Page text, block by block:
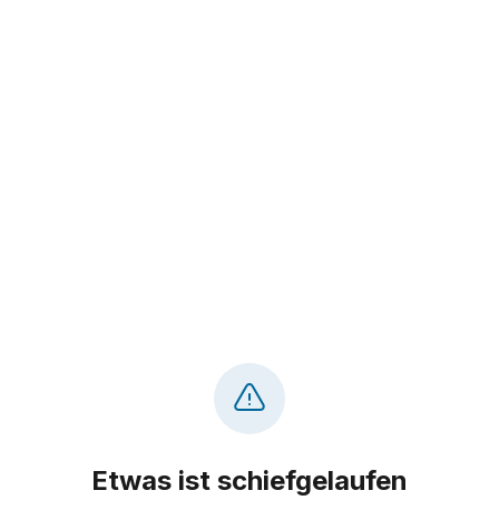
Etwas ist schiefgelaufen